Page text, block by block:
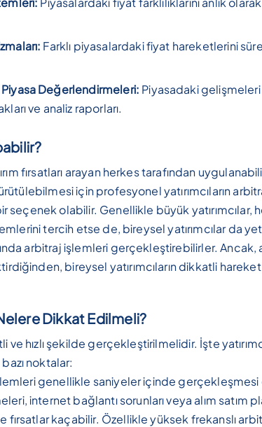
Farklı piyasalardaki fiyat hareketlerini
Değerlendirmeleri: Piyasadaki gelişmeleri
ve analiz raporları.
fırsatları arayan herkes tarafından
için profesyonel yatırımcıların
seçenek olabilir. Genellikle büyük yatırımcılar,
tercih etse de, bireysel yatırımcılar da
arbitraj işlemleri gerçekleştirebilirler.
bireysel yatırımcıların dikkatli
Dikkat Edilmeli?
hızlı şekilde gerçekleştirilmelidir. İşte
noktalar:
genellikle saniyeler içinde
internet bağlantı sorunları veya alım satım
fırsatlar kaçabilir. Özellikle yüksek frekanslı